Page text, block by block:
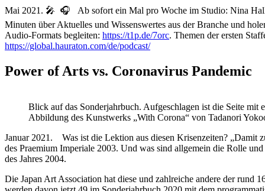
Mai 2021. 🎤 🎧 Ab sofort ein Mal pro Woche im Studio: Nina
Minuten über Aktuelles und Wissenswertes aus der Branche und
Audio-Formats begleiten: https://t1p.de/7orc. Themen der ersten
https://global.hauraton.com/de/podcast/
Power of Arts vs. Coronavirus Pandemic
Blick auf das Sonderjahrbuch. Aufgeschlagen ist die Seite mit
Abbildung des Kunstwerks „With Corona“ von Tadanori
Januar 2021. Was ist die Lektion aus diesen Krisenzeiten? „Damit
des Praemium Imperiale 2003. Und was sind allgemein die Rolle
des Jahres 2004.
Die Japan Art Association hat diese und zahlreiche andere der rund